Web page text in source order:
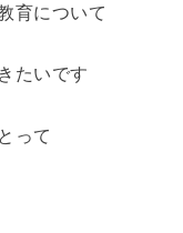
育について
たいです
って